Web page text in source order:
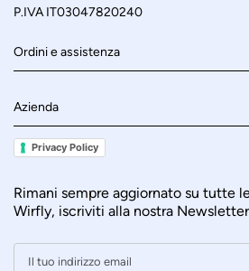
P.IVA IT03047820240
Ordini e assistenza
Azienda
Privacy Policy
Rimani sempre aggiornato su tutte
Wirfly, iscriviti alla nostra Newsletter